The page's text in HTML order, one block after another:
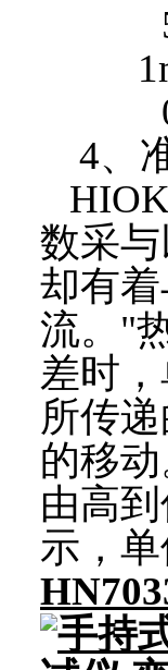
4、
数采
却有
流。"
差时
所传
的移
由高
示，